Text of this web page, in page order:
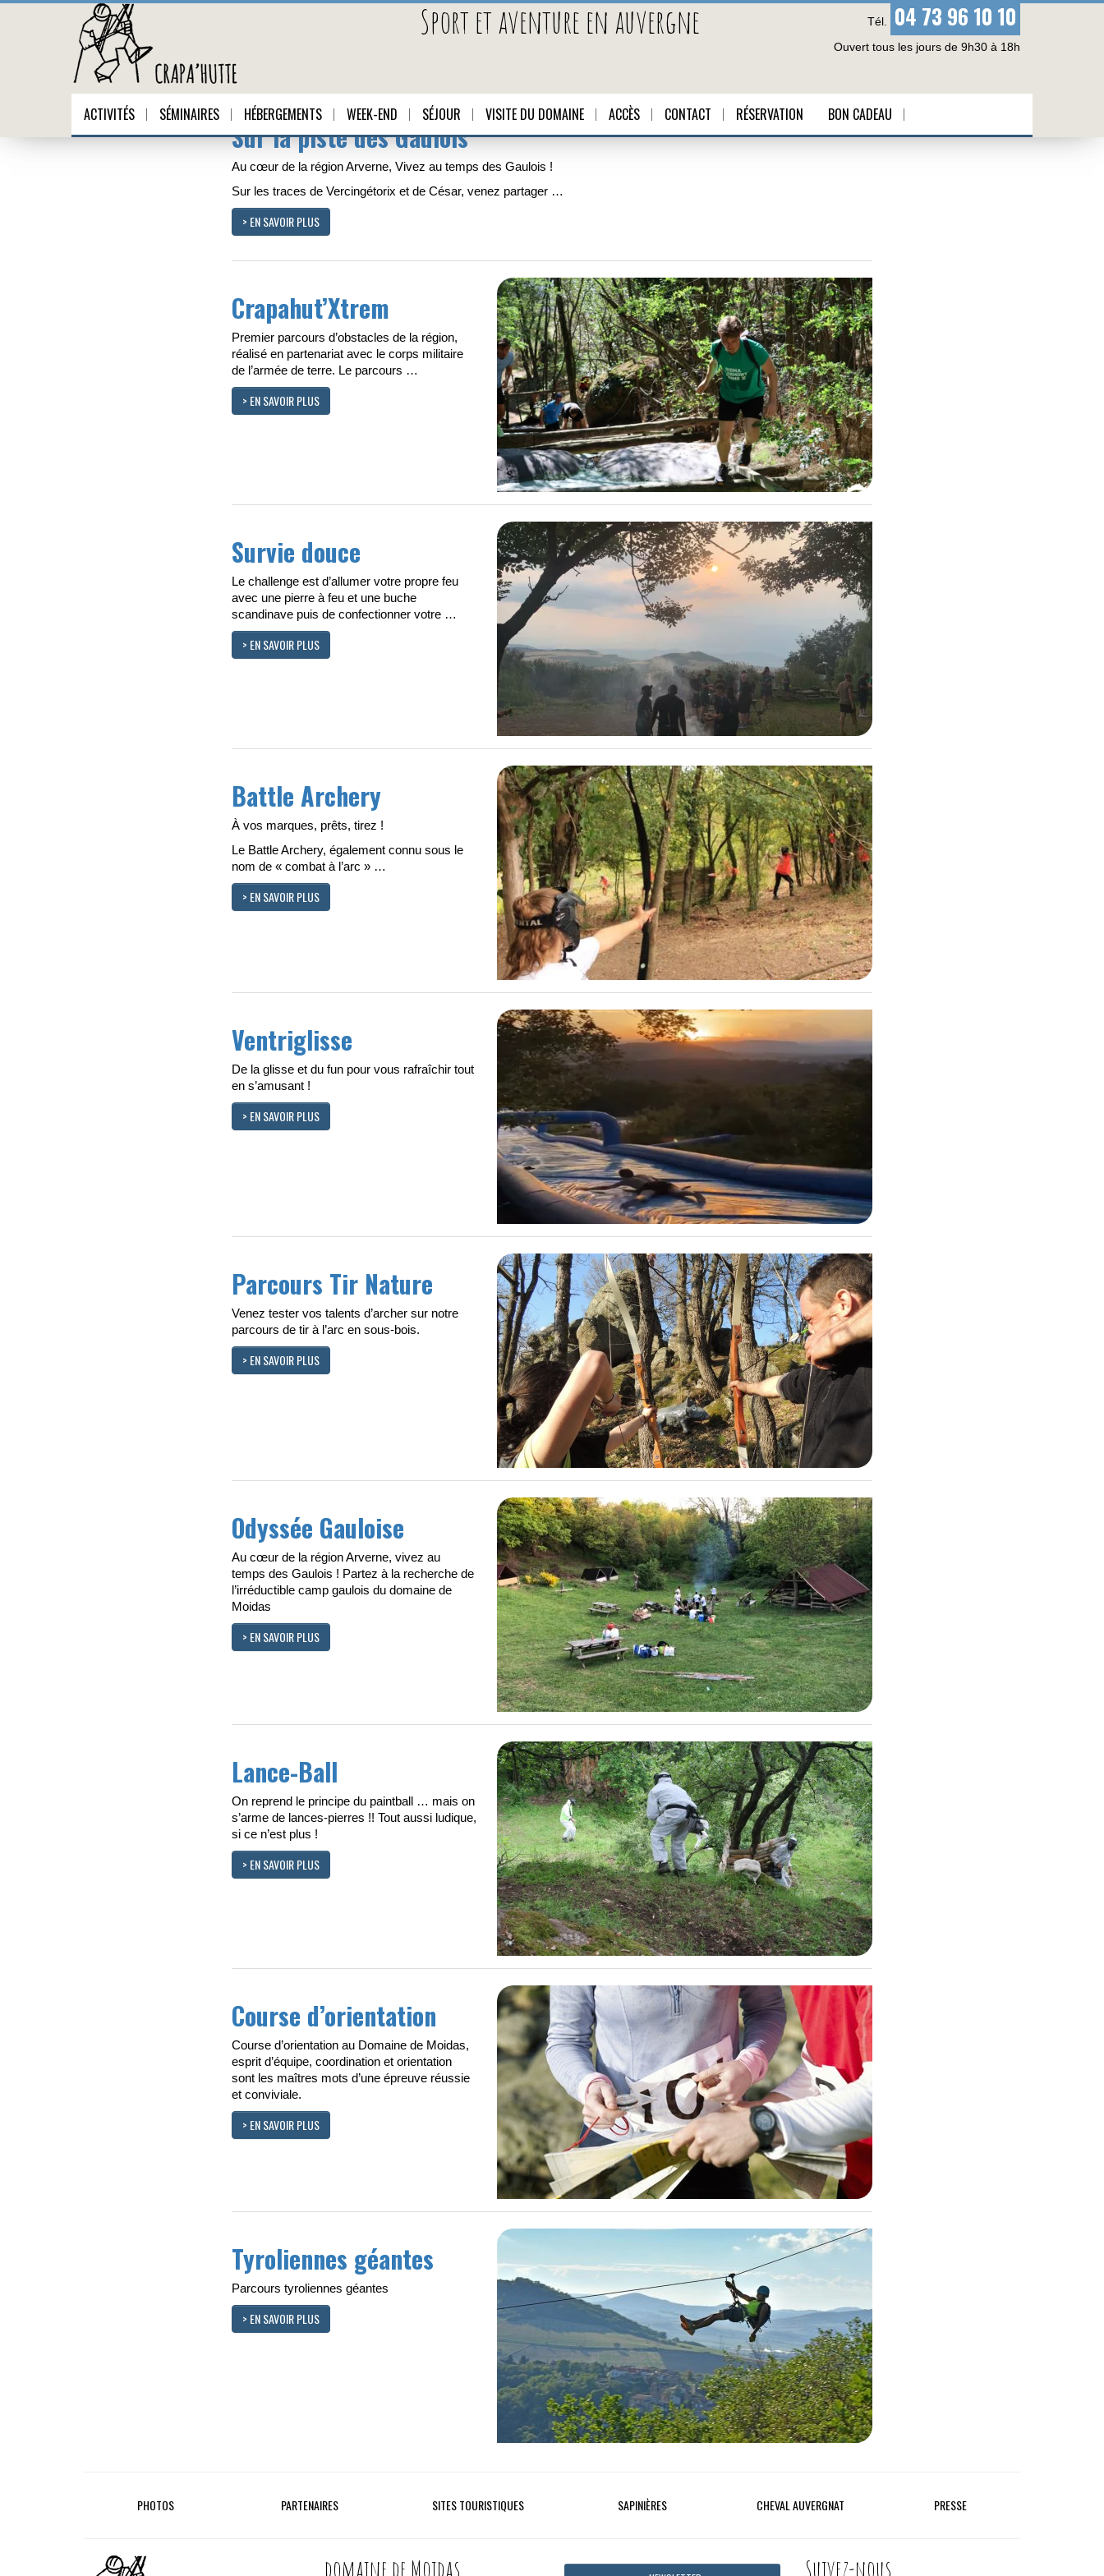
Sport et aventure en auvergne Tél. 04 73 96 10 10
Ouvert tous les jours de 9h30 à 18h
ACTIVITÉS SÉMINAIRES HÉBERGEMENTS WEEK-END SÉJOUR VISITE DU DOMAINE ACCÈS CONTACT RÉSERVATION BON CADEAU
Activités
Sur la piste des Gaulois
Au cœur de la région Arverne, Vivez au temps des Gaulois !
Sur les traces de Vercingétorix et de César, venez partager …
> EN SAVOIR PLUS
Crapahut’Xtrem
Premier parcours d’obstacles de la région,
réalisé en partenariat avec le corps militaire
de l’armée de terre. Le parcours …
> EN SAVOIR PLUS
Survie douce
Le challenge est d’allumer votre propre feu
avec une pierre à feu et une buche
scandinave puis de confectionner votre …
> EN SAVOIR PLUS
Battle Archery
À vos marques, prêts, tirez !
Le Battle Archery, également connu sous le
nom de « combat à l’arc » …
> EN SAVOIR PLUS
Ventriglisse
De la glisse et du fun pour vous rafraîchir tout
en s’amusant !
> EN SAVOIR PLUS
Parcours Tir Nature
Venez tester vos talents d’archer sur notre
parcours de tir à l’arc en sous-bois.
> EN SAVOIR PLUS
Odyssée Gauloise
Au cœur de la région Arverne, vivez au
temps des Gaulois ! Partez à la recherche de
l’irréductible camp gaulois du domaine de
Moidas
> EN SAVOIR PLUS
Lance-Ball
On reprend le principe du paintball … mais on
s’arme de lances-pierres !! Tout aussi ludique,
si ce n’est plus !
> EN SAVOIR PLUS
Course d’orientation
Course d’orientation au Domaine de Moidas,
esprit d’équipe, coordination et orientation
sont les maîtres mots d’une épreuve réussie
et conviviale.
> EN SAVOIR PLUS
Tyroliennes géantes
Parcours tyroliennes géantes
> EN SAVOIR PLUS
PHOTOS PARTENAIRES SITES TOURISTIQUES SAPINIÈRES CHEVAL AUVERGNAT PRESSE
domaine de Moidas Suivez-nous